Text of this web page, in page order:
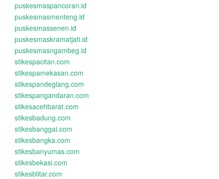
puskesmaspancoran.id
puskesmasmenteng.id
puskesmassenen.id
puskesmaskramatjati.id
puskesmasngambeg.id
stikespacitan.com
stikespamekasan.com
stikespandeglang.com
stikespangandaran.com
stikesacehbarat.com
stikesbadung.com
stikesbanggai.com
stikesbangka.com
stikesbanyumas.com
stikesbekasi.com
stikesblitar.com